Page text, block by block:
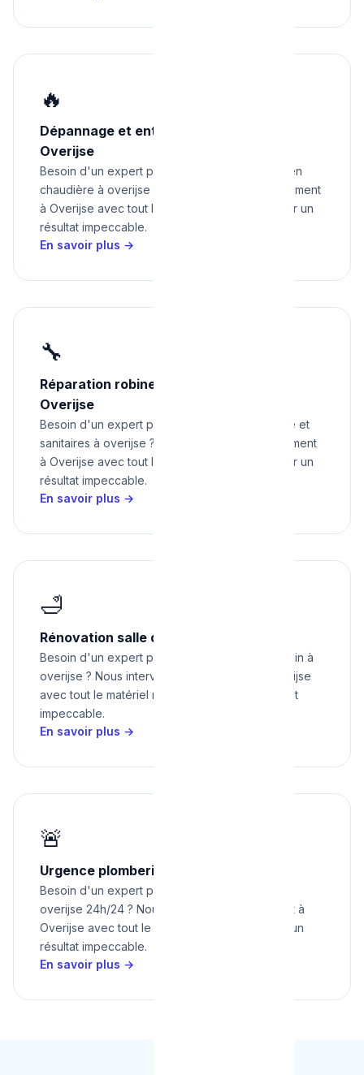
🔥
Dépannage et entretien chaudière à
Overijse
Besoin d'un expert pour dépannage et entretien
chaudière à overijse ? Nous intervenons rapidement
à Overijse avec tout le matériel nécessaire pour un
résultat impeccable.
En savoir plus →
🔧
Réparation robinetterie et sanitaires à
Overijse
Besoin d'un expert pour réparation robinetterie et
sanitaires à overijse ? Nous intervenons rapidement
à Overijse avec tout le matériel nécessaire pour un
résultat impeccable.
En savoir plus →
🛁
Rénovation salle de bain à Overijse
Besoin d'un expert pour rénovation salle de bain à
overijse ? Nous intervenons rapidement à Overijse
avec tout le matériel nécessaire pour un résultat
impeccable.
En savoir plus →
🚨
Urgence plomberie à Overijse 24h/24
Besoin d'un expert pour urgence plomberie à
overijse 24h/24 ? Nous intervenons rapidement à
Overijse avec tout le matériel nécessaire pour un
résultat impeccable.
En savoir plus →